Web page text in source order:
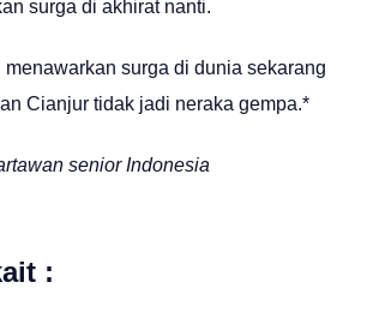
surga di akhirat nanti.
menawarkan surga di dunia sekarang
Cianjur tidak jadi neraka gempa.*
senior Indonesia
: